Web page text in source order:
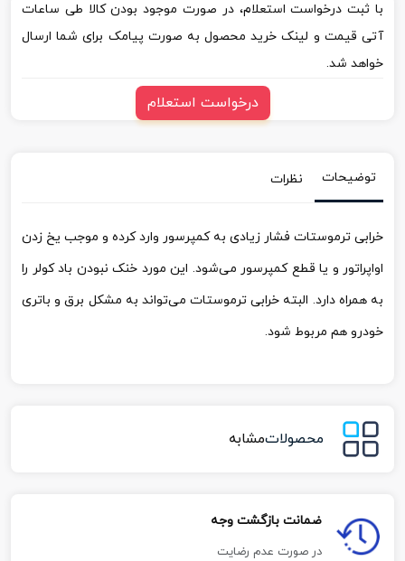
با ثبت درخواست استعلام، در صورت موجود بودن کالا طی ساعات
آتی قیمت و لینک خرید محصول به صورت پیامک برای شما ارسال
خواهد شد.
درخواست استعلام
توضیحات نظرات
خرابی ترموستات فشار زیادی به کمپرسور وارد کرده و موجب یخ زدن
اواپراتور و یا قطع کمپرسور می‌شود. این مورد خنک نبودن باد کولر را
به همراه دارد. البته خرابی ترموستات می‌تواند به مشکل برق و باتری
خودرو هم مربوط شود.
محصولاتمشابه
ضمانت بازگشت وجه
در صورت عدم رضایت